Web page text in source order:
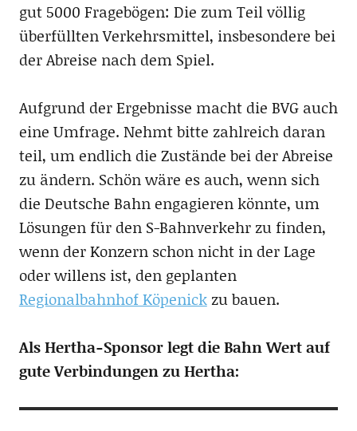
gut 5000 Fragebögen: Die zum Teil völlig
überfüllten Verkehrsmittel, insbesondere bei
der Abreise nach dem Spiel.
Aufgrund der Ergebnisse macht die BVG auch
eine Umfrage. Nehmt bitte zahlreich daran
teil, um endlich die Zustände bei der Abreise
zu ändern. Schön wäre es auch, wenn sich
die Deutsche Bahn engagieren könnte, um
Lösungen für den S-Bahnverkehr zu finden,
wenn der Konzern schon nicht in der Lage
oder willens ist, den geplanten
Regionalbahnhof Köpenickzu bauen.
Als Hertha-Sponsor legt die Bahn Wert auf
gute Verbindungen zu Hertha: